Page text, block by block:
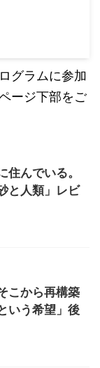
グラムに参加
ージ下部をご
住んでいる。
と人類」レビ
こから再構築
いう希望」後